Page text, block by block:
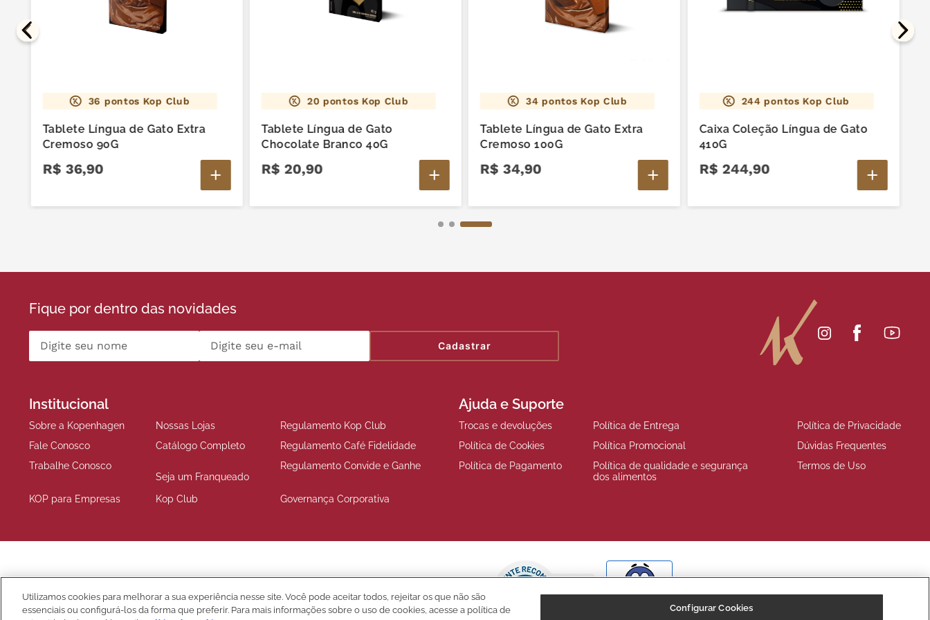
36 pontos Kop Club
Tablete Língua de Gato Extra
Cremoso 90G
R$ 36,90
20 pontos Kop Club
Tablete Língua de Gato
Chocolate Branco 40G
R$ 20,90
34 pontos Kop Club
Tablete Língua de Gato Extra
Cremoso 100G
R$ 34,90
244 pontos Kop Club
Caixa Coleção Língua de Gato
410G
R$ 244,90
Fique por dentro das novidades
Cadastrar
Institucional
Sobre a Kopenhagen Nossas Lojas
Regulamento Kop Club
Fale Conosco
Catálogo Completo
Regulamento Café Fidelidade
Trabalhe Conosco
Seja um Franqueado
Regulamento Convide e Ganhe
KOP para Empresas Kop Club Governança Corporativa
Ajuda e Suporte
Trocas e devoluções Política de Entrega
Política de Privacidade
Política de Cookies
Política Promocional
Dúvidas Frequentes
Política de Pagamento
Política de qualidade e segurança
dos alimentos
Termos de Uso
Compre Seguro
Utilizamos cookies para melhorar a sua experiência nesse site. Você pode aceitar todos, rejeitar os que não são
essenciais ou configurá-los da forma que preferir. Para mais informações sobre o uso de cookies, acesse a política de
Configurar Cookies